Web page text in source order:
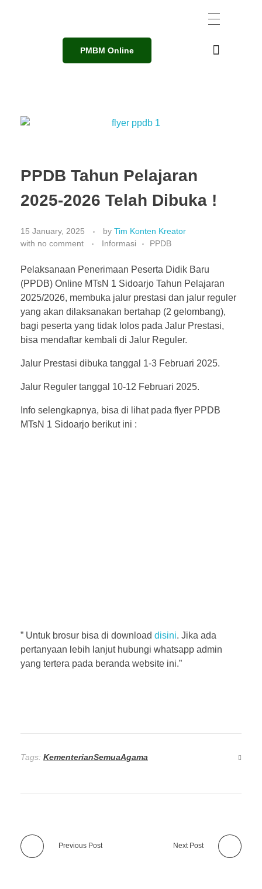
PMBM Online
PPDB Tahun Pelajaran
2025-2026 Telah Dibuka !
15 January, 2025 by Tim Konten Kreator
with no comment Informasi PPDB
Pelaksanaan Penerimaan Peserta Didik Baru
(PPDB) Online MTsN 1 Sidoarjo Tahun Pelajaran
2025/2026, membuka jalur prestasi dan jalur reguler
yang akan dilaksanakan bertahap (2 gelombang),
bagi peserta yang tidak lolos pada Jalur Prestasi,
bisa mendaftar kembali di Jalur Reguler.
Jalur Prestasi dibuka tanggal 1-3 Februari 2025.
Jalur Reguler tanggal 10-12 Februari 2025.
Info selengkapnya, bisa di lihat pada flyer PPDB
MTsN 1 Sidoarjo berikut ini :
” Untuk brosur bisa di download disini. Jika ada
pertanyaan lebih lanjut hubungi whatsapp admin
yang tertera pada beranda website ini.”
Tags: KementerianSemuaAgama
Previous Post Next Post